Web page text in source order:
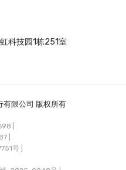
科技园1栋251室
限公司 版权所有
|
|
号 |